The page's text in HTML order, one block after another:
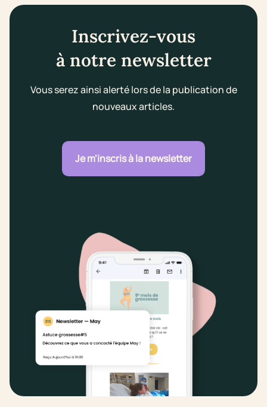
Inscrivez-vous
à notre newsletter
Vous serez ainsi alerté lors de la publication de
nouveaux articles.
Je m'inscris à la newsletter